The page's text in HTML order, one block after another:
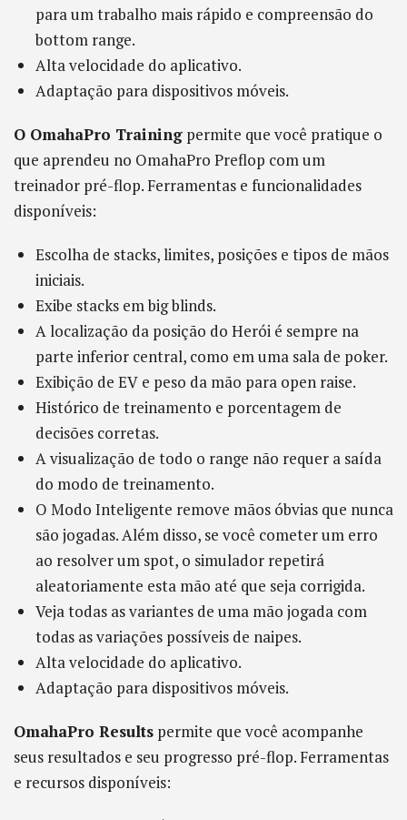
para um trabalho mais rápido e compreensão do
bottom range.
Alta velocidade do aplicativo.
Adaptação para dispositivos móveis.
O OmahaPro Training permite que você pratique o
que aprendeu no OmahaPro Preflop com um
treinador pré-flop. Ferramentas e funcionalidades
disponíveis:
Escolha de stacks, limites, posições e tipos de mãos
iniciais.
Exibe stacks em big blinds.
A localização da posição do Herói é sempre na
parte inferior central, como em uma sala de poker.
Exibição de EV e peso da mão para open raise.
Histórico de treinamento e porcentagem de
decisões corretas.
A visualização de todo o range não requer a saída
do modo de treinamento.
O Modo Inteligente remove mãos óbvias que nunca
são jogadas. Além disso, se você cometer um erro
ao resolver um spot, o simulador repetirá
aleatoriamente esta mão até que seja corrigida.
Veja todas as variantes de uma mão jogada com
todas as variações possíveis de naipes.
Alta velocidade do aplicativo.
Adaptação para dispositivos móveis.
OmahaPro Results permite que você acompanhe
seus resultados e seu progresso pré-flop. Ferramentas
e recursos disponíveis: